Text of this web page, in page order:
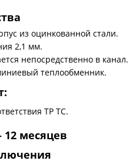
из оцинкованной стали.
2,1 мм.
непосредственно в канал.
теплообменник.
ТР ТС.
месяцев